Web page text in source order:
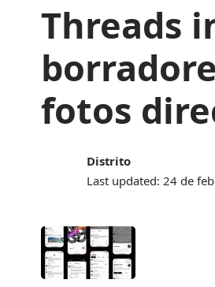
Threads
fotos
Last updated: 24 de
Distrito